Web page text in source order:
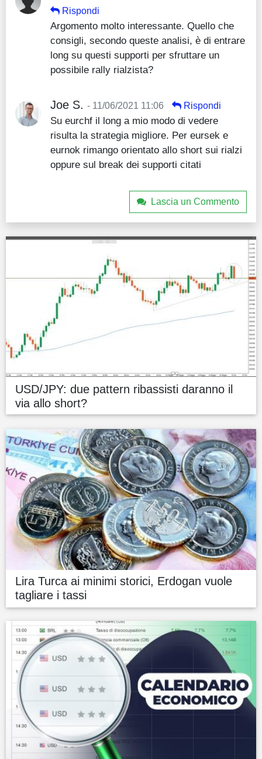
Rispondi
Argomento molto interessante. Quello che
consigli, secondo queste analisi, è di entrare
long su questi supporti per sfruttare un
possibile rally rialzista?
Joe S. - 11/06/2021 11:06 Rispondi
Su eurchf il long a mio modo di vedere
risulta la strategia migliore. Per eursek e
eurnok rimango orientato allo short sui rialzi
oppure sul break dei supporti citati
Lascia un Commento
USD/JPY: due pattern ribassisti daranno il
via allo short?
Lira Turca ai minimi storici, Erdogan vuole
tagliare i tassi